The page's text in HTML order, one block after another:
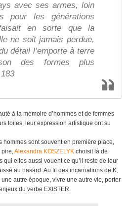
avec ses armes, loin
pour les générations
en sorte que la
ne soit jamais perdue,
détail l’emporte à terre
des formes plus
à la mémoire d’hommes et de femmes
toiles, leur expression artistique ont su
hommes sont souvent en première place,
pire,Alexandra KOSZELYK choisit là de
qui elles aussi vouent ce qu’il reste de leur
au hasard. Au fil des incarnations de K,
autre époque, vivre une autre vie, porter
du verbe EXISTER.